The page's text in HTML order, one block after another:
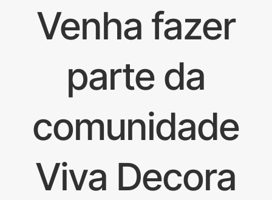
Venha fazer
parte da
comunidade
Viva Decora